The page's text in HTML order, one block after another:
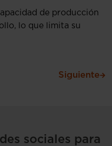
de producción
lo que limita su
Siguiente
sociales para